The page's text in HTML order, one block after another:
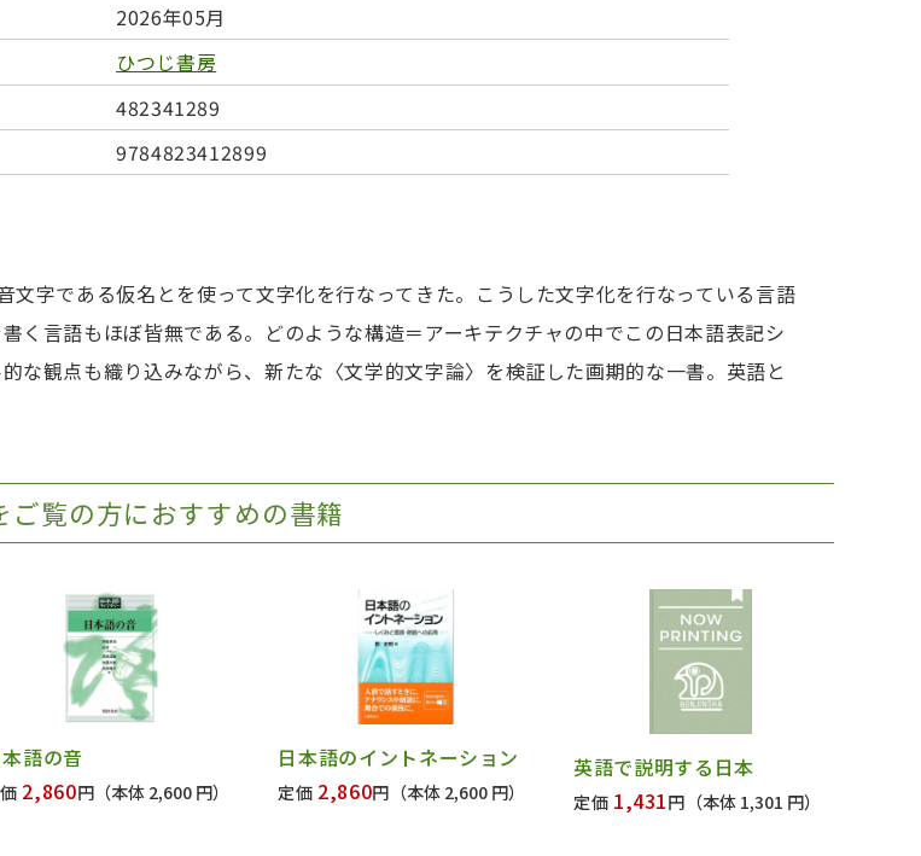
2026年05月
ひつじ書房
482341289
9784823412899
字である仮名とを使って文字化を行なってきた。こうした文字化を行なっている言語
く言語もほぼ皆無である。どのような構造＝アーキテクチャの中でこの日本語表記シ
な観点も織り込みながら、新たな〈文学的文字論〉を検証した画期的な一書。英語と
ご覧の方におすすめの書籍
語の音
2,860円 （本体 2,600 円）
日本語のイントネーション
定価 2,860円 （本体 2,600 円）
英語で説明する日本
定価 1,431円 （本体 1,301 円）